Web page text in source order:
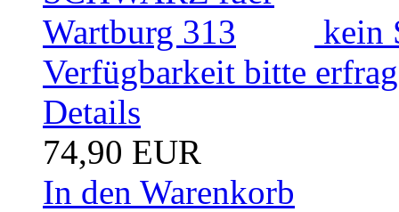
kein
Verfügbarkeit bitte
Details
74,90 EUR
In den Warenkorb